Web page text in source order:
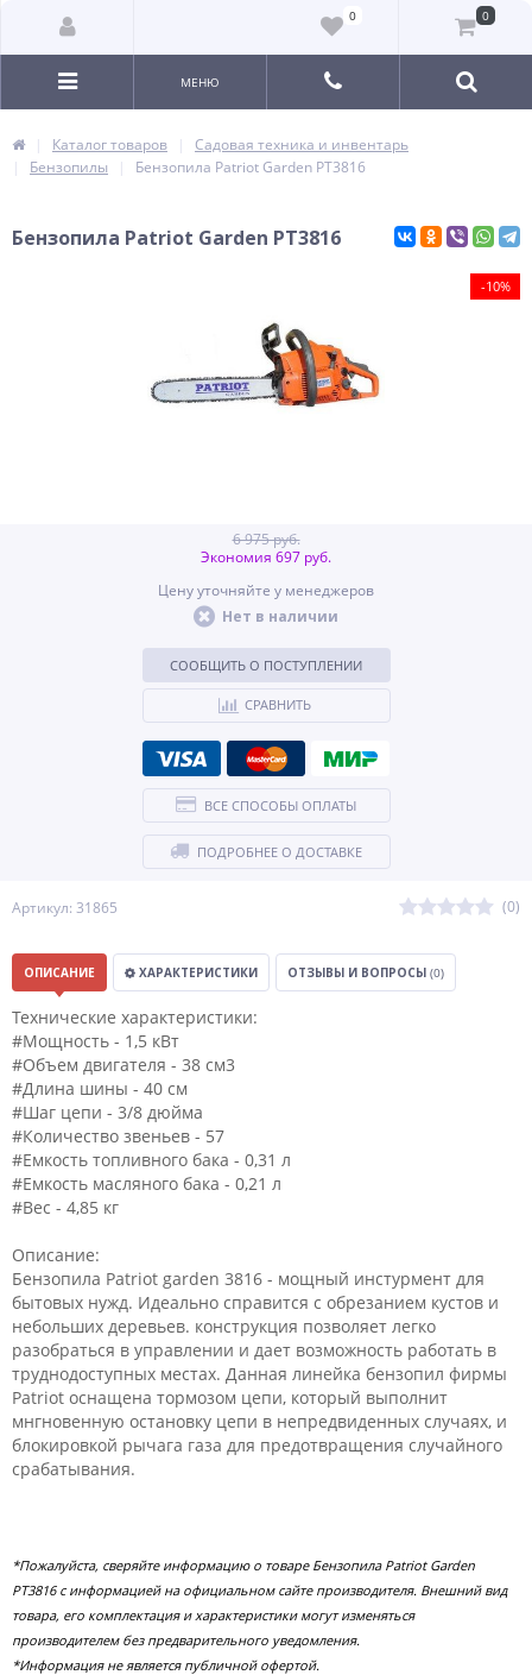
0 0
МЕНЮ
Каталог товаров
Садовая техника и инвентарь
Бензопилы
Бензопила Patriot Garden PT3816
Бензопила Patriot Garden PT3816
-10%
Артикул: 31865 (0)
6 975 руб.
Экономия 697 руб.
Цену уточняйте у менеджеров
Нет в наличии
СООБЩИТЬ О ПОСТУПЛЕНИИ
СРАВНИТЬ
ВСЕ СПОСОБЫ ОПЛАТЫ
ПОДРОБНЕЕ О ДОСТАВКЕ
ОПИСАНИЕ ХАРАКТЕРИСТИКИ ОТЗЫВЫ И ВОПРОСЫ (0)
Технические характеристики:
#Мощность - 1,5 кВт
#Объем двигателя - 38 см3
#Длина шины - 40 см
#Шаг цепи - 3/8 дюйма
#Количество звеньев - 57
#Емкость топливного бака - 0,31 л
#Емкость масляного бака - 0,21 л
#Вес - 4,85 кг
Описание:
Бензопила Patriot garden 3816 - мощный инстурмент для
бытовых нужд. Идеально справится с обрезанием кустов и
небольших деревьев. конструкция позволяет легко
разобраться в управлении и дает возможность работать в
труднодоступных местах. Данная линейка бензопил фирмы
Patriot оснащена тормозом цепи, который выполнит
мнгновенную остановку цепи в непредвиденных случаях, и
блокировкой рычага газа для предотвращения случайного
срабатывания.
*Пожалуйста, сверяйте информацию о товаре Бензопила Patriot Garden
PT3816 с информацией на официальном сайте производителя. Внешний вид
товара, его комплектация и характеристики могут изменяться
производителем без предварительного уведомления.
*Информация не является публичной офертой.